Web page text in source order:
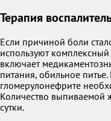
Терапия
Если причиной боли
используют
включает
питания, обильное
гломерулонефрите
Количество выпиваемой
сутки.